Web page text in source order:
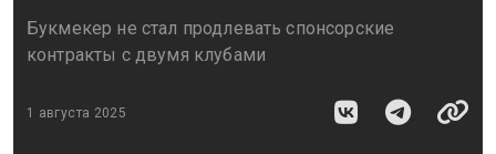
Букмекер не стал продлевать спонсорские
контракты с двумя клубами
1 августа 2025